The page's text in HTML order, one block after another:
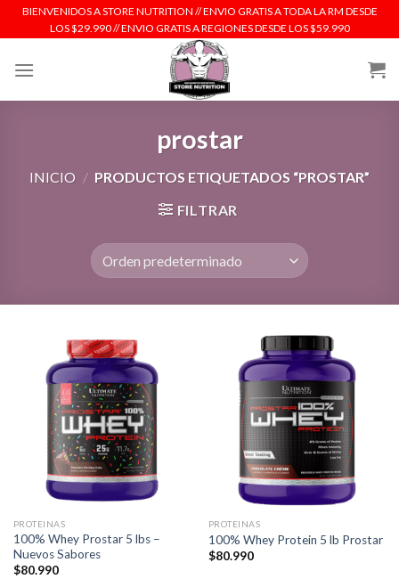
SkipBIENVENIDOS A STORE NUTRITION // ENVIO GRATIS A TODA LA RM DESDE
LOS $29.990 // ENVIO GRATIS A REGIONES DESDE LOS $59.990
prostar
INICIO / PRODUCTOS ETIQUETADOS “PROSTAR”
FILTRAR
PROTEINAS
100% Whey Prostar 5 lbs –
Nuevos Sabores
$80.990
PROTEINAS
100% Whey Protein 5 lb Prostar
$80.990